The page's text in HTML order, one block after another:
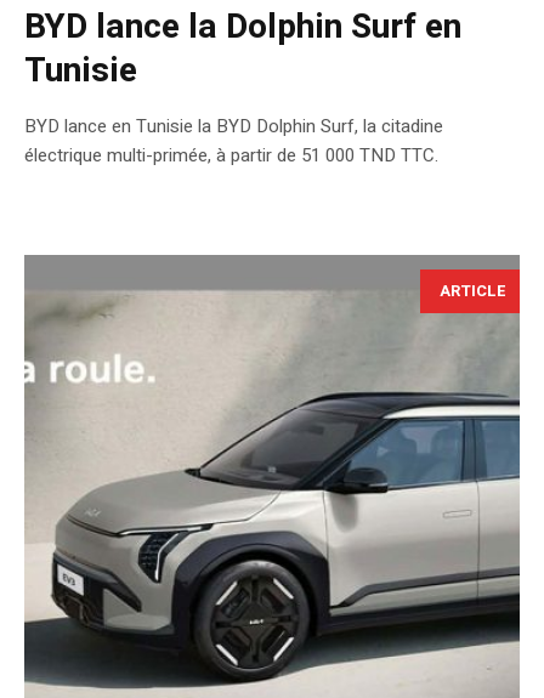
BYD lance la Dolphin Surf en
Tunisie
BYD lance en Tunisie la BYD Dolphin Surf, la citadine
électrique multi-primée, à partir de 51 000 TND TTC.
ARTICLE